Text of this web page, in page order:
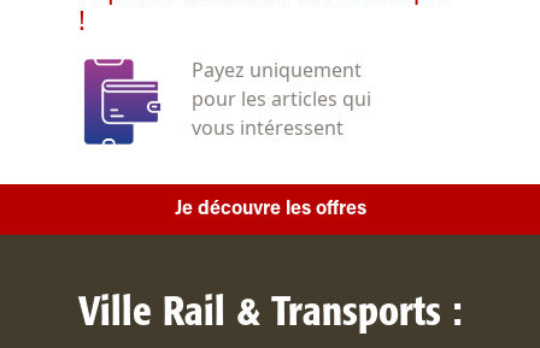
!
Payez uniquement
pour les articles qui
vous intéressent
Je découvre les offres
Ville Rail & Transports :